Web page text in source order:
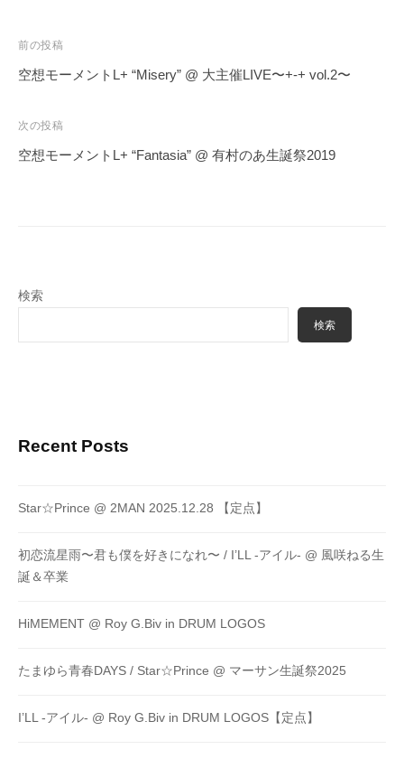
投
稿
ビ
ゲ
前の投稿
空想モーメントL+ “Misery” @ 大主催LIVE〜+-+ vol.2〜
次の投稿
空想モーメントL+ “Fantasia” @ 有村のあ生誕祭2019
検索
検索
Recent Posts
Star☆Prince @ 2MAN 2025.12.28 【定点】
初恋流星雨〜君も僕を好きになれ〜 / I’LL -アイル- @ 風咲ねる生
誕＆卒業
HiMEMENT @ Roy G.Biv in DRUM LOGOS
たまゆら青春DAYS / Star☆Prince @ マーサン生誕祭2025
I’LL -アイル- @ Roy G.Biv in DRUM LOGOS【定点】